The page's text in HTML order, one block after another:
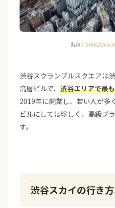
出典： SHIBUYA
渋谷スクランブルスクエアは
高層ビルで、 渋谷エリアで最
2019年に開業し、若い人が多
ビルにしては珍しく、高級ブ
す。
渋谷スカイの行き